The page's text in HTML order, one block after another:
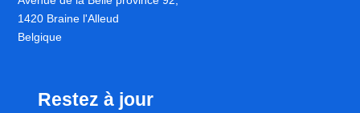
1420 Braine l'Alleud
Belgique
Restez à jour